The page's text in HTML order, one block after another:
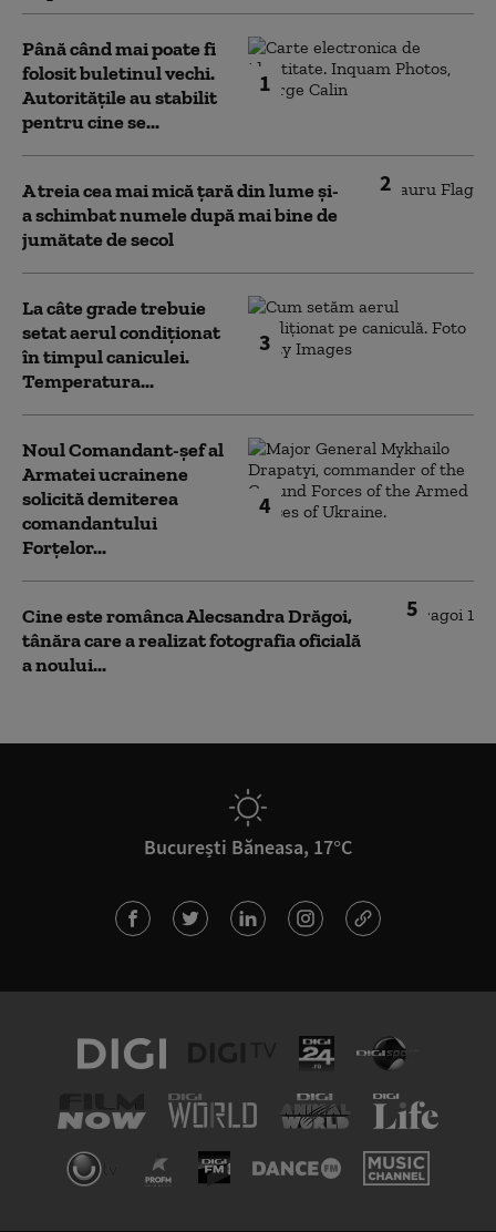
1
Până când mai poate fi
folosit buletinul vechi.
Autoritățile au stabilit
pentru cine se...
2
A treia cea mai mică țară din lume și-
a schimbat numele după mai bine de
jumătate de secol
3
La câte grade trebuie
setat aerul condiționat
în timpul caniculei.
Temperatura...
4
Noul Comandant-șef al
Armatei ucrainene
solicită demiterea
comandantului
Forțelor...
5
Cine este românca Alecsandra Drăgoi,
tânăra care a realizat fotografia oficială
a noului...
București Băneasa, 17°C